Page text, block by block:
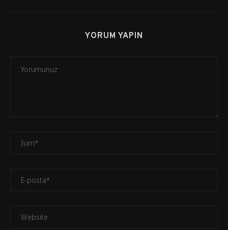
YORUM YAPIN